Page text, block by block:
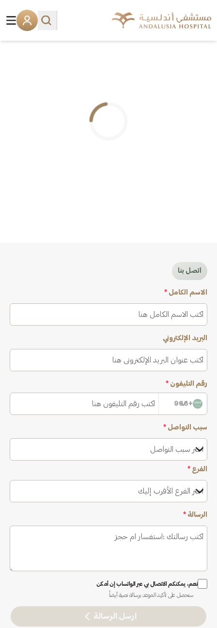
اتصل بنا
الاسم الكامل *
البريد الإلكتروني
رقم التليفون *
+966
سبب التواصل *
اختر سبب التواصل
الفرع *
اختر الفرع الأقرب إليك
الرسالة *
نعم، يمكنكم الاتصال بي عبر الواتساب إن أمكن
ستحصل على تأكيد الموعد برسالة نصية أيضاً
ارسل الرسالة